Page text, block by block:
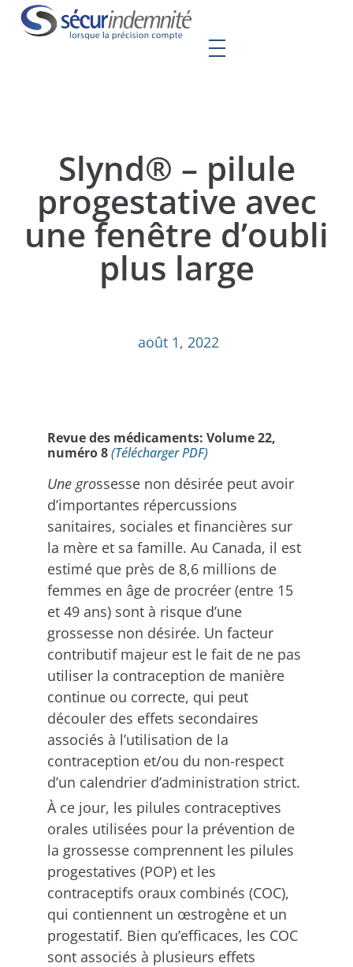
Slynd® – pilule
progestative avec
une fenêtre d’oubli
plus large
août 1, 2022
Revue des médicaments: Volume 22,
numéro 8(Télécharger PDF)
Une grossesse non désirée peut avoir
d’importantes répercussions
sanitaires, sociales et financières sur
la mère et sa famille. Au Canada, il est
estimé que près de 8,6 millions de
femmes en âge de procréer (entre 15
et 49 ans) sont à risque d’une
grossesse non désirée. Un facteur
contributif majeur est le fait de ne pas
utiliser la contraception de manière
continue ou correcte, qui peut
découler des effets secondaires
associés à l’utilisation de la
contraception et/ou du non-respect
d’un calendrier d’administration strict.
À ce jour, les pilules contraceptives
orales utilisées pour la prévention de
la grossesse comprennent les pilules
progestatives (POP) et les
contraceptifs oraux combinés (COC),
qui contiennent un œstrogène et un
progestatif. Bien qu’efficaces, les COC
sont associés à plusieurs effets